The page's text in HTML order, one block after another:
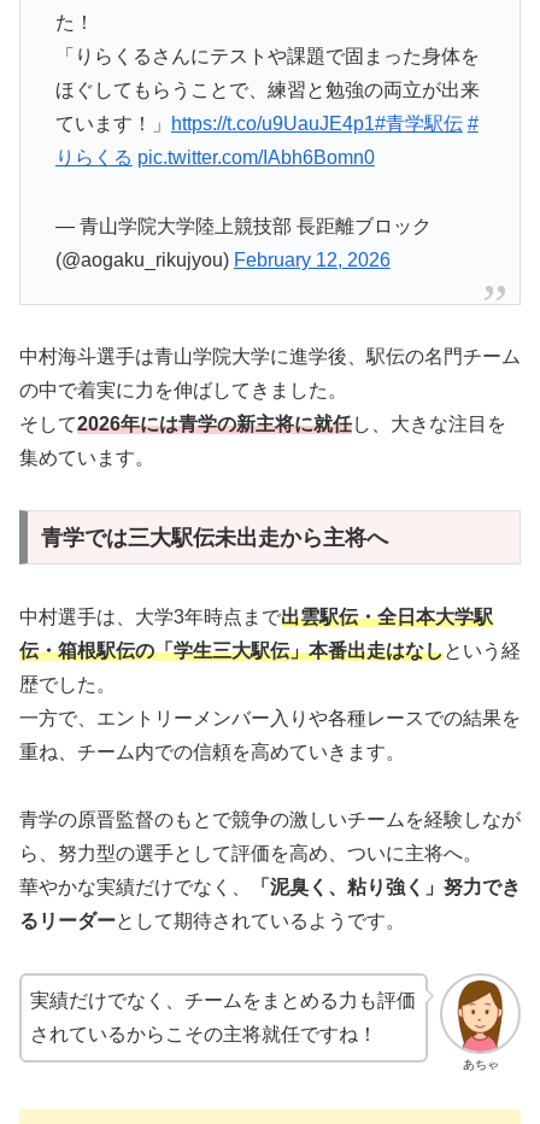
た！
「りらくるさんにテストや課題で固まった身体を
ほぐしてもらうことで、練習と勉強の両立が出来
ています！」
https://t.co/u9UauJE4p1#青学駅伝 #
りらくる pic.twitter.com/IAbh6Bomn0
— 青山学院大学陸上競技部 長距離ブロック
(@aogaku_rikujyou) February 12, 2026
中村海斗選手は青山学院大学に進学後、駅伝の名門チーム
の中で着実に力を伸ばしてきました。
そして2026年には青学の新主将に就任し、大きな注目を
集めています。
青学では三大駅伝未出走から主将へ
中村選手は、大学3年時点まで出雲駅伝・全日本大学駅
伝・箱根駅伝の「学生三大駅伝」本番出走はなしという経
歴でした。
一方で、エントリーメンバー入りや各種レースでの結果を
重ね、チーム内での信頼を高めていきます。
青学の原晋監督のもとで競争の激しいチームを経験しなが
ら、努力型の選手として評価を高め、ついに主将へ。
華やかな実績だけでなく、
「泥臭く、粘り強く」努力でき
るリーダーとして期待されているようです。
あちゃ
実績だけでなく、チームをまとめる力も評価
されているからこその主将就任ですね！